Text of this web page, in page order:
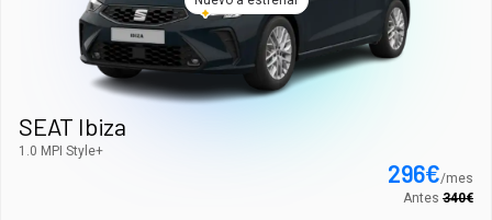
SEAT Ibiza
1.0 MPI Style+
296€/mes
Antes 340€